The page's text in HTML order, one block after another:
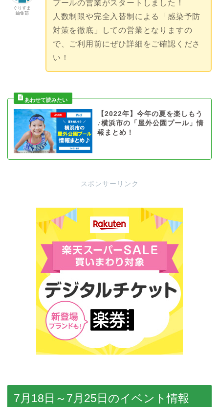
ぐりすま
編集部
プールの営業がスタートしました！
人数制限や完全入替制による「感染予防
対策を徹底」しての営業となりますの
で、ご利用前にぜひ詳細をご確認くださ
い！
【2022年】今年の夏を楽しもう
♪横浜市の「屋外公園プール」情
報まとめ！
スポンサーリンク
7月18日～7月25日のイベント情報